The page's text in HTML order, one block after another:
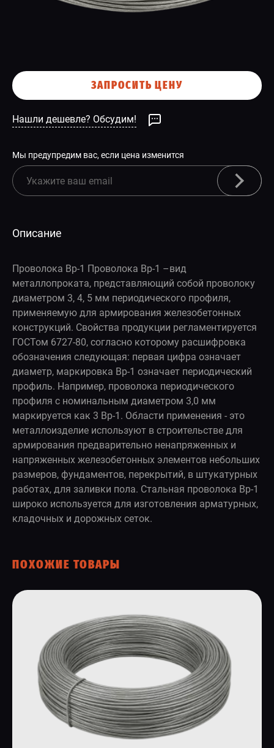
ЗАПРОСИТЬ ЦЕНУ
Нашли дешевле? Обсудим!
Мы предупредим вас, если цена изменится
Описание
Проволока Вр-1 Проволока Вр-1 –вид
металлопроката, представляющий собой проволоку
диаметром 3, 4, 5 мм периодического профиля,
применяемую для армирования железобетонных
конструкций. Свойства продукции регламентируется
ГОСТом 6727-80, согласно которому расшифровка
обозначения следующая: первая цифра означает
диаметр, маркировка Вр-1 означает периодический
профиль. Например, проволока периодического
профиля с номинальным диаметром 3,0 мм
маркируется как 3 Вр-1. Области применения - это
металлоизделие используют в строительстве для
армирования предварительно ненапряженных и
напряженных железобетонных элементов небольших
размеров, фундаментов, перекрытий, в штукатурных
работах, для заливки пола. Стальная проволока Вр-1
широко используется для изготовления арматурных,
кладочных и дорожных сеток.
ПОХОЖИЕ ТОВАРЫ